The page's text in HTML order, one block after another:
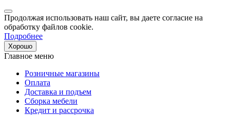
Продолжая использовать наш сайт, вы даете согласие на
обработку файлов cookie.
Подробнее
Хорошо
Главное меню
Розничные магазины
Оплата
Доставка и подъем
Сборка мебели
Кредит и рассрочка